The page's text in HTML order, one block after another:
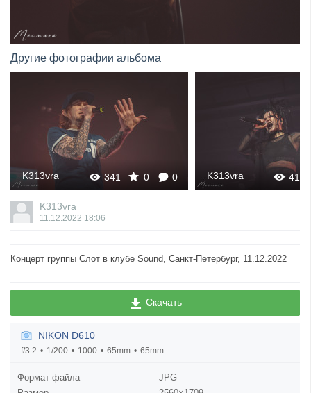
Другие фотографии альбома
341 0 0
K313vra 418
K313vra
K313vra
11.12.2022 18:06
Концерт группы Слот в клубе Sound, Санкт-Петербург, 11.12.2022
Скачать
NIKON D610
f/3.2 1/200 1000 65mm 65mm
Формат файла
JPG